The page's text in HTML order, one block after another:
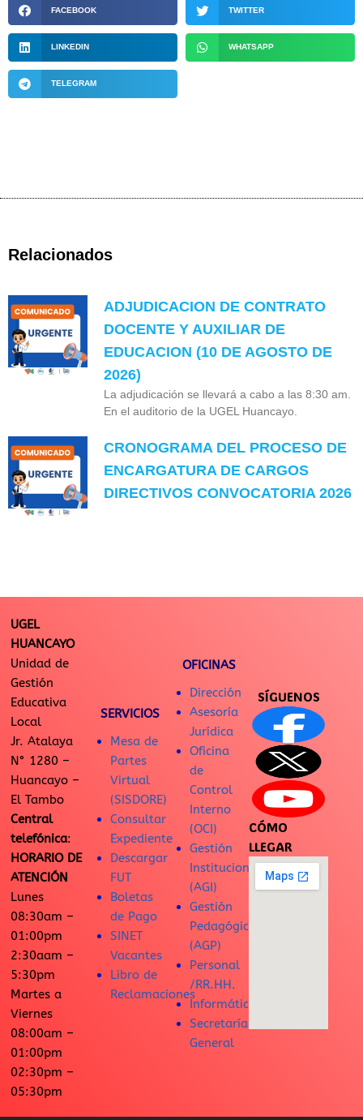
FACEBOOK TWITTER
LINKEDIN WHATSAPP
TELEGRAM
Relacionados
ADJUDICACION DE CONTRATO
DOCENTE Y AUXILIAR DE
EDUCACION (10 DE AGOSTO DE
2026)
La adjudicación se llevará a cabo a las 8:30 am.
En el auditorio de la UGEL Huancayo.
CRONOGRAMA DEL PROCESO DE
ENCARGATURA DE CARGOS
DIRECTIVOS CONVOCATORIA 2026
UGEL
HUANCAYO
Unidad de
Gestión
Educativa
Local
Jr. Atalaya
N° 1280 –
Huancayo –
El Tambo
Central
telefónica:
HORARIO DE
ATENCIÓN
Lunes
08:30am –
01:00pm
2:30aam –
5:30pm
Martes a
Viernes
08:00am –
01:00pm
02:30pm –
05:30pm
SERVICIOS
Mesa de
Partes
Virtual
(SISDORE)
Consultar
Expediente
Descargar
FUT
Boletas
de Pago
SINET
Vacantes
Libro de
Reclamaciones
OFICINAS
Dirección
Asesoría
Jurídica
Oficina
de
Control
Interno
(OCI)
Gestión
Institucional
(AGI)
Gestión
Pedagógica
(AGP)
Personal
/RR.HH.
Informática
Secretaría
General
SÍGUENOS
CÓMO
LLEGAR